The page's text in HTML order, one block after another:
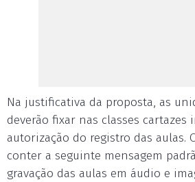
Na justificativa da proposta, as
deverão fixar nas classes
autorização do registro das aulas.
conter a seguinte mensagem
gravação das aulas em áudio e